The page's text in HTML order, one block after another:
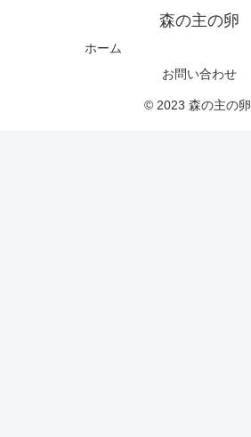
森の主の卵
ホーム
お問い合わせ
© 2023 森の主の卵.